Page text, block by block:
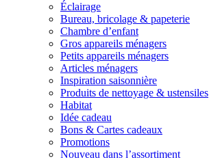
Éclairage
Bureau, bricolage & papeterie
Chambre d’enfant
Gros appareils ménagers
Petits appareils ménagers
Articles ménagers
Inspiration saisonnière
Produits de nettoyage & ustensiles
Habitat
Idée cadeau
Bons & Cartes cadeaux
Promotions
Nouveau dans l’assortiment